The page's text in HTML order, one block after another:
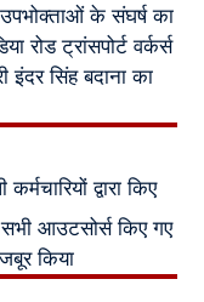
के संघर्ष का
रोड ट्रांसपोर्ट वर्कर्स
सिंह बदाना का
द्वारा किए
आउटसोर्स किए गए
किया